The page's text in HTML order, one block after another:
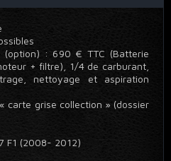
: 690 € TTC (Batterie
+ filtre), 1/4 de carburant,
nettoyage et aspiration
carte grise collection » (dossier
F1 (2008- 2012)